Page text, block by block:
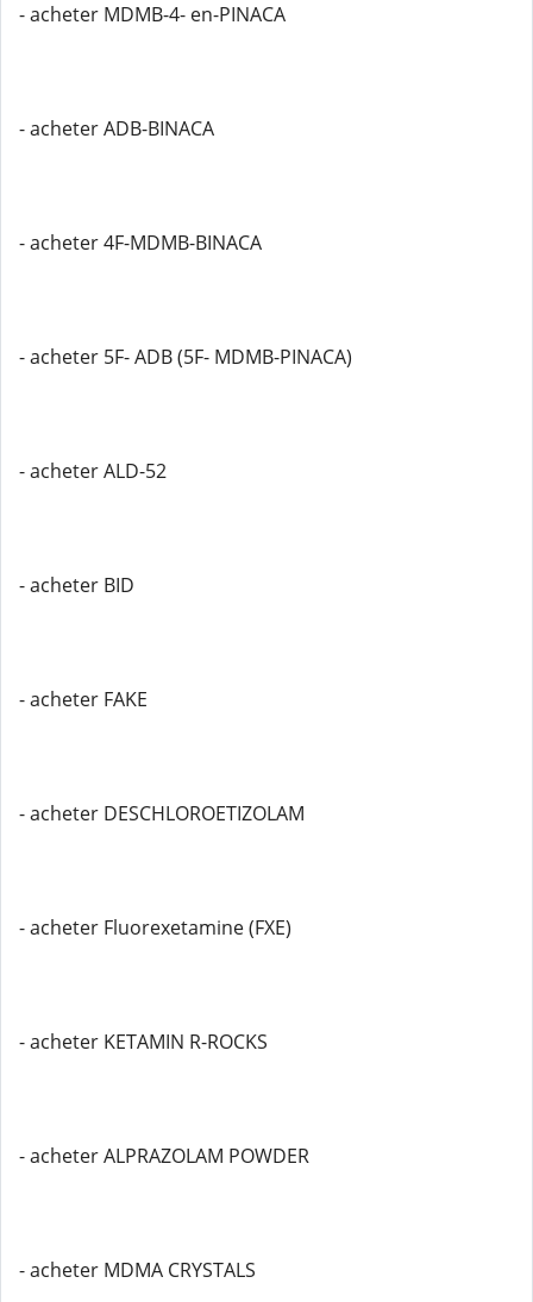
- acheter MDMB-4- en-PINACA
- acheter ADB-BINACA
- acheter 4F-MDMB-BINACA
- acheter 5F- ADB (5F- MDMB-PINACA)
- acheter ALD-52
- acheter BID
- acheter FAKE
- acheter DESCHLOROETIZOLAM
- acheter Fluorexetamine (FXE)
- acheter KETAMIN R-ROCKS
- acheter ALPRAZOLAM POWDER
- acheter MDMA CRYSTALS